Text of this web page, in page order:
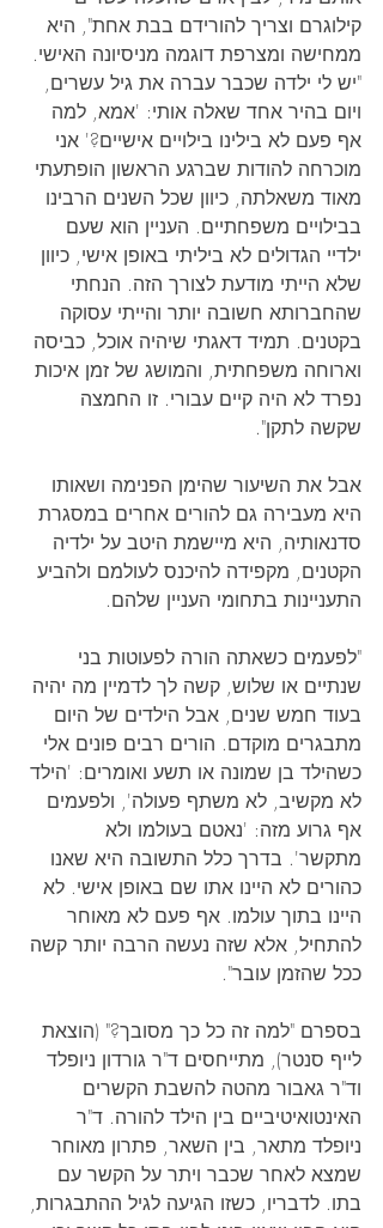
קילוגרם וצריך להורידם בבת אחת", היא
ממחישה ומצרפת דוגמה מניסיונה האישי.
"יש לי ילדה שכבר עברה את גיל עשרים,
ויום בהיר אחד שאלה אותי: 'אמא, למה
אף פעם לא בילינו בילויים אישיים?' אני
מוכרחה להודות שברגע הראשון הופתעתי
מאוד משאלתה, כיוון שכל השנים הרבינו
בבילויים משפחתיים. העניין הוא שעם
ילדיי הגדולים לא ביליתי באופן אישי, כיוון
שלא הייתי מודעת לצורך הזה. הנחתי
שהחברותא חשובה יותר והייתי עסוקה
בקטנים. תמיד דאגתי שיהיה אוכל, כביסה
וארוחה משפחתית, והמושג של זמן איכות
נפרד לא היה קיים עבורי. זו החמצה
שקשה לתקן".
אבל את השיעור שהימן הפנימה ושאותו
היא מעבירה גם להורים אחרים במסגרת
סדנאותיה, היא מיישמת היטב על ילדיה
הקטנים, מקפידה להיכנס לעולמם ולהביע
התעניינות בתחומי העניין שלהם.
"לפעמים כשאתה הורה לפעוטות בני
שנתיים או שלוש, קשה לך לדמיין מה יהיה
בעוד חמש שנים, אבל הילדים של היום
מתבגרים מוקדם. הורים רבים פונים אלי
כשהילד בן שמונה או תשע ואומרים: 'הילד
לא מקשיב, לא משתף פעולה', ולפעמים
אף גרוע מזה: 'נאטם בעולמו ולא
מתקשר'. בדרך כלל התשובה היא שאנו
כהורים לא היינו אתו שם באופן אישי. לא
היינו בתוך עולמו. אף פעם לא מאוחר
להתחיל, אלא שזה נעשה הרבה יותר קשה
ככל שהזמן עובר".
בספרם "למה זה כל כך מסובך?" (הוצאת
לייף סנטר), מתייחסים ד"ר גורדון ניופלד
וד"ר גאבור מהטה להשבת הקשרים
האינטואיטיביים בין הילד להורה. ד"ר
ניופלד מתאר, בין השאר, פתרון מאוחר
שמצא לאחר שכבר ויתר על הקשר עם
בתו. לדבריו, כשזו הגיעה לגיל ההתבגרות,